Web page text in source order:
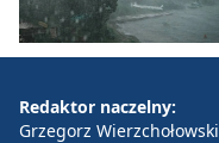
Redaktor naczelny:
Grzegorz Wierzchołowski